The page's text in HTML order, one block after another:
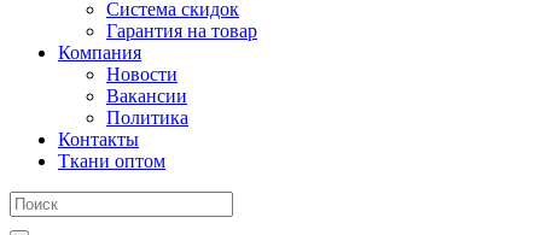
Система скидок
Гарантия на товар
Компания
Новости
Вакансии
Политика
Контакты
Ткани оптом